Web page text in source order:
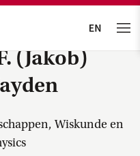
(Jakob)
Wiskunde en